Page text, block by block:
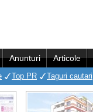
Anunturi Articole
Top PR Taguri cautari